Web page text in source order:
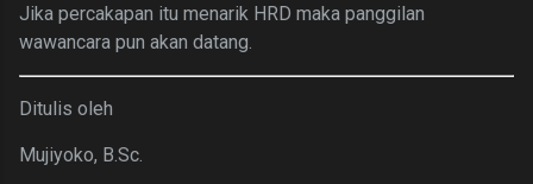
Jika percakapan itu menarik HRD maka panggilan
wawancara pun akan datang.
Ditulis oleh
Mujiyoko, B.Sc.